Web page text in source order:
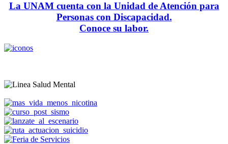
La UNAM cuenta con la Unidad de Atención para
Personas con Discapacidad.
Conoce su labor.